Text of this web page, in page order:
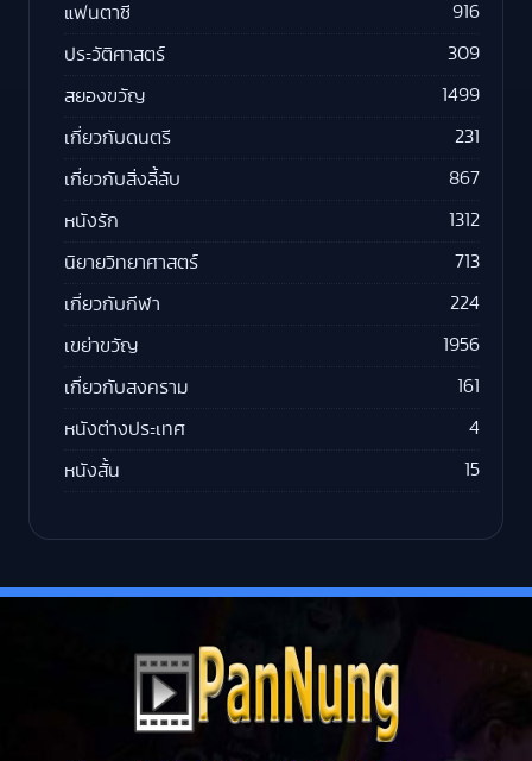
แฟนตาซี 916
ประวัติศาสตร์ 309
สยองขวัญ 1499
เกี่ยวกับดนตรี 231
เกี่ยวกับสิ่งลี้ลับ 867
หนังรัก 1312
นิยายวิทยาศาสตร์ 713
เกี่ยวกับกีฬา 224
เขย่าขวัญ 1956
เกี่ยวกับสงคราม 161
หนังต่างประเทศ 4
หนังสั้น 15